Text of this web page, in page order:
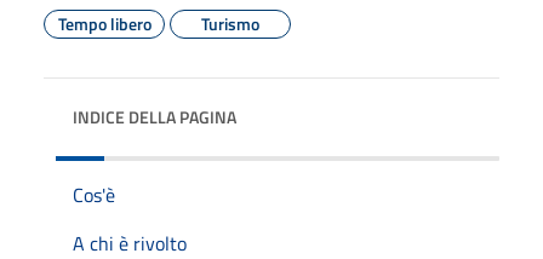
Tempo libero
Turismo
INDICE DELLA PAGINA
Cos'è
A chi è rivolto